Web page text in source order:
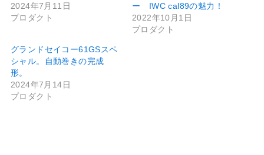
2024年7月11日
プロダクト
ー IWC cal89の魅力！
2022年10月1日
プロダクト
グランドセイコー61GSスペ
シャル。自動巻きの完成
形。
2024年7月14日
プロダクト